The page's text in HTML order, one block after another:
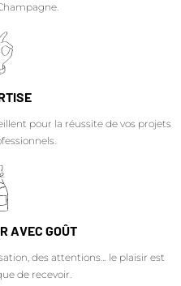
pour la réussite de vos projets
AVEC GOÛT
des attentions… le plaisir est
de recevoir.